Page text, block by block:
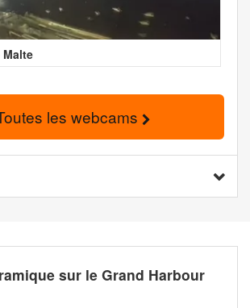
Malte
les webcams
sur le Grand Harbour